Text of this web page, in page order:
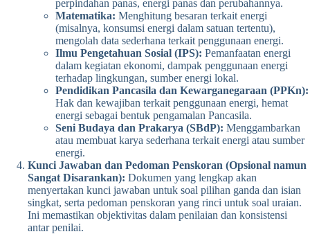
perpindahan panas, energi panas dan perubahannya.
Matematika: Menghitung besaran terkait energi
(misalnya, konsumsi energi dalam satuan tertentu),
mengolah data sederhana terkait penggunaan energi.
Ilmu Pengetahuan Sosial (IPS): Pemanfaatan energi
dalam kegiatan ekonomi, dampak penggunaan energi
terhadap lingkungan, sumber energi lokal.
Pendidikan Pancasila dan Kewarganegaraan (PPKn):
Hak dan kewajiban terkait penggunaan energi, hemat
energi sebagai bentuk pengamalan Pancasila.
Seni Budaya dan Prakarya (SBdP): Menggambarkan
atau membuat karya sederhana terkait energi atau sumber
energi.
Kunci Jawaban dan Pedoman Penskoran (Opsional namun
Sangat Disarankan): Dokumen yang lengkap akan
menyertakan kunci jawaban untuk soal pilihan ganda dan isian
singkat, serta pedoman penskoran yang rinci untuk soal uraian.
Ini memastikan objektivitas dalam penilaian dan konsistensi
antar penilai.